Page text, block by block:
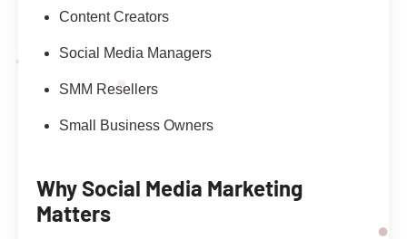
Content Creators
Social Media Managers
SMM Resellers
Small Business Owners
Why Social Media Marketing
Matters